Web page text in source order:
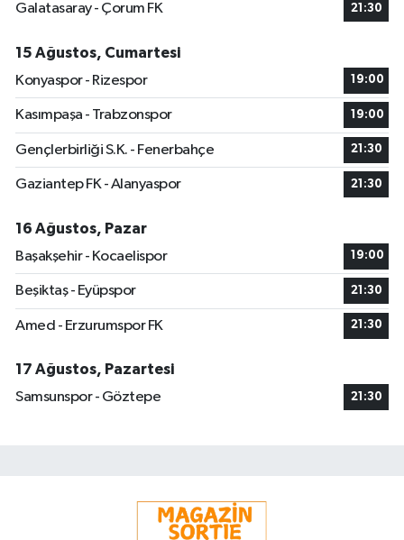
Galatasaray - Çorum FK
21:30
15 Ağustos, Cumartesi
Konyaspor - Rizespor
19:00
Kasımpaşa - Trabzonspor 19:00
Gençlerbirliği S.K. - Fenerbahçe 21:30
Gaziantep FK - Alanyaspor 21:30
16 Ağustos, Pazar
Başakşehir - Kocaelispor
19:00
Beşiktaş - Eyüpspor 21:30
Amed - Erzurumspor FK 21:30
17 Ağustos, Pazartesi
Samsunspor - Göztepe
21:30